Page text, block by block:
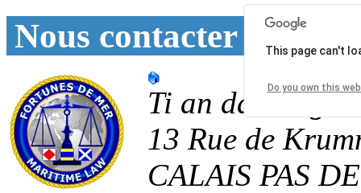
Nous contacter
Ti an
13 Rue de
CALAIS PAS
This page can't
Do you own this